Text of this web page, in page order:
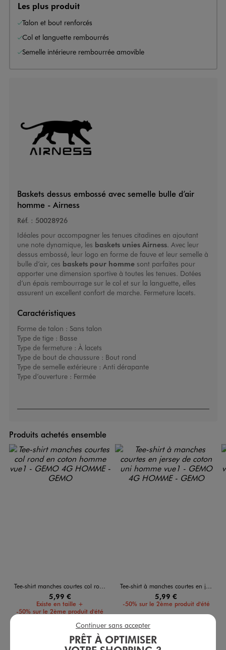
Les plus produit
Talon et bout renforcés
Col et languette rembourrés
Semelle intérieure rembourrée amovible
Baskets dessus embossé avec semelle bulle d’air
homme - Airness
Réf. : 50028926
Idéales pour accompagner les tenues citadines en ajoutant
une note dynamique, les baskets unies Airness. Avec leur
dessus embossé, leur logo en forme de fauve et leur semelle à
bulle d’air, ces baskets pour hommesont parfaites pour
apporter une dimension sportive à toutes les tenues. Dotées
d’un épais rembourrage sur le col et sur la languette, elles
assurent un excellent confort de marche. Fermeture lacets.
Caractéristiques
Forme de talon : Sans talon
Type de tige : Basse
Type de fermeture : À lacets
Type de bout de chaussure : Bout rond
Type de semelle extérieure : Anti dérapante
Type d’ouverture : Fermée
Produits achetés ensemble
Tee-shirt manches courtes col rond en coton homme
5,99 €
Existe en taille +
-50% sur le 2ème produit d'été
5/5 de moyenne
(161 avis)
Tee-shirt à manches courtes en jersey de coton uni homme
5,99 €
-50% sur le 2ème produit d'été
PRÊT À OPTIMISER
Continuer sans accepter